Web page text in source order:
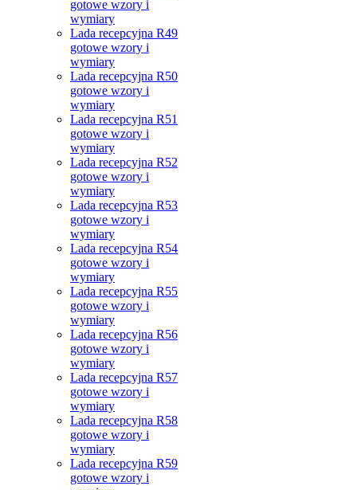
gotowe wzory i
wymiary
Lada recepcyjna R49
gotowe wzory i
wymiary
Lada recepcyjna R50
gotowe wzory i
wymiary
Lada recepcyjna R51
gotowe wzory i
wymiary
Lada recepcyjna R52
gotowe wzory i
wymiary
Lada recepcyjna R53
gotowe wzory i
wymiary
Lada recepcyjna R54
gotowe wzory i
wymiary
Lada recepcyjna R55
gotowe wzory i
wymiary
Lada recepcyjna R56
gotowe wzory i
wymiary
Lada recepcyjna R57
gotowe wzory i
wymiary
Lada recepcyjna R58
gotowe wzory i
wymiary
Lada recepcyjna R59
gotowe wzory i